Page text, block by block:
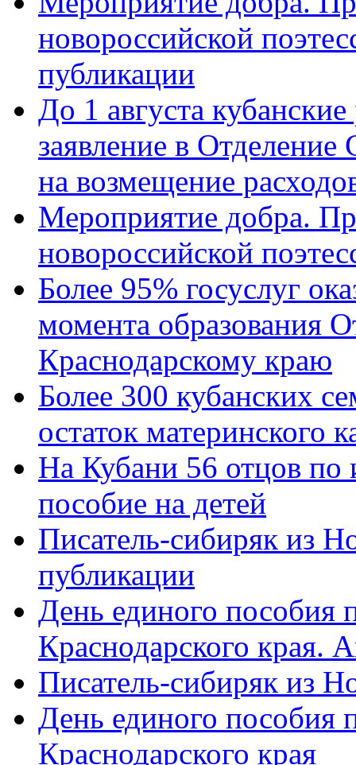
новороссийской
публикации
До 1 августа
заявление в
на возмещение
Мероприятие добра.
новороссийской
Более 95% госуслуг
момента образования
Краснодарскому краю
Более 300 кубанских
остаток материнского
На Кубани 56 отцов по
пособие на детей
Писатель-сибиряк из
публикации
День единого пособия
Краснодарского края.
Писатель-сибиряк из
День единого пособия
Краснодарского края